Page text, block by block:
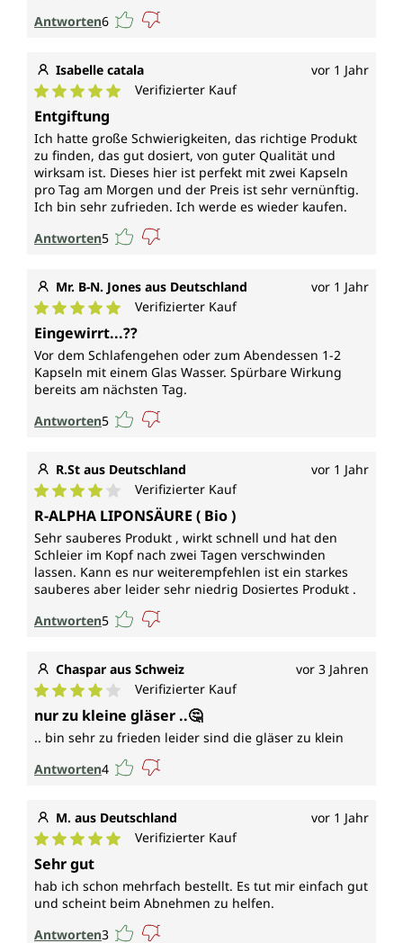
Antworten6
Isabelle catala vor 1 Jahr
Durchschnittliche Bewertung von 5 von 5 Sternen
Verifizierter Kauf
Entgiftung
Ich hatte große Schwierigkeiten, das richtige Produkt
zu finden, das gut dosiert, von guter Qualität und
wirksam ist. Dieses hier ist perfekt mit zwei Kapseln
pro Tag am Morgen und der Preis ist sehr vernünftig.
Ich bin sehr zufrieden. Ich werde es wieder kaufen.
Antworten5
Mr. B-N. Jones aus Deutschland vor 1 Jahr
Durchschnittliche Bewertung von 5 von 5 Sternen
Verifizierter Kauf
Eingewirrt...??
Vor dem Schlafengehen oder zum Abendessen 1-2
Kapseln mit einem Glas Wasser. Spürbare Wirkung
bereits am nächsten Tag.
Antworten5
R.St aus Deutschland vor 1 Jahr
Durchschnittliche Bewertung von 4 von 5 Sternen
Verifizierter Kauf
R-ALPHA LIPONSÄURE ( Bio )
Sehr sauberes Produkt , wirkt schnell und hat den
Schleier im Kopf nach zwei Tagen verschwinden
lassen. Kann es nur weiterempfehlen ist ein starkes
sauberes aber leider sehr niedrig Dosiertes Produkt .
Antworten5
Chaspar aus Schweiz vor 3 Jahren
Durchschnittliche Bewertung von 4 von 5 Sternen
Verifizierter Kauf
nur zu kleine gläser ..🤔
.. bin sehr zu frieden leider sind die gläser zu klein
Antworten4
M. aus Deutschland vor 1 Jahr
Durchschnittliche Bewertung von 5 von 5 Sternen
Verifizierter Kauf
Sehr gut
hab ich schon mehrfach bestellt. Es tut mir einfach gut
und scheint beim Abnehmen zu helfen.
Antworten3